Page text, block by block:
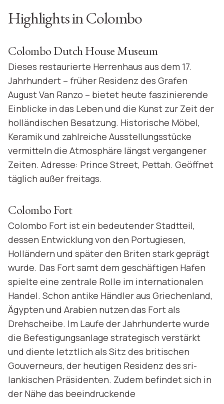
Highlights in Colombo
Colombo Dutch House Museum
Dieses restaurierte Herrenhaus aus dem 17.
Jahrhundert – früher Residenz des Grafen
August Van Ranzo – bietet heute faszinierende
Einblicke in das Leben und die Kunst zur Zeit der
holländischen Besatzung. Historische Möbel,
Keramik und zahlreiche Ausstellungsstücke
vermitteln die Atmosphäre längst vergangener
Zeiten. Adresse: Prince Street, Pettah. Geöffnet
täglich außer freitags.
Colombo Fort
Colombo Fort ist ein bedeutender Stadtteil,
dessen Entwicklung von den Portugiesen,
Holländern und später den Briten stark geprägt
wurde. Das Fort samt dem geschäftigen Hafen
spielte eine zentrale Rolle im internationalen
Handel. Schon antike Händler aus Griechenland,
Ägypten und Arabien nutzen das Fort als
Drehscheibe. Im Laufe der Jahrhunderte wurde
die Befestigungsanlage strategisch verstärkt
und diente letztlich als Sitz des britischen
Gouverneurs, der heutigen Residenz des sri-
lankischen Präsidenten. Zudem befindet sich in
der Nähe das beeindruckende